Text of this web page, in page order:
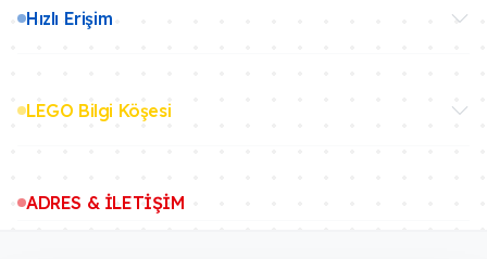
Hızlı Erişim
LEGO Bilgi Köşesi
ADRES & İLETİŞİM